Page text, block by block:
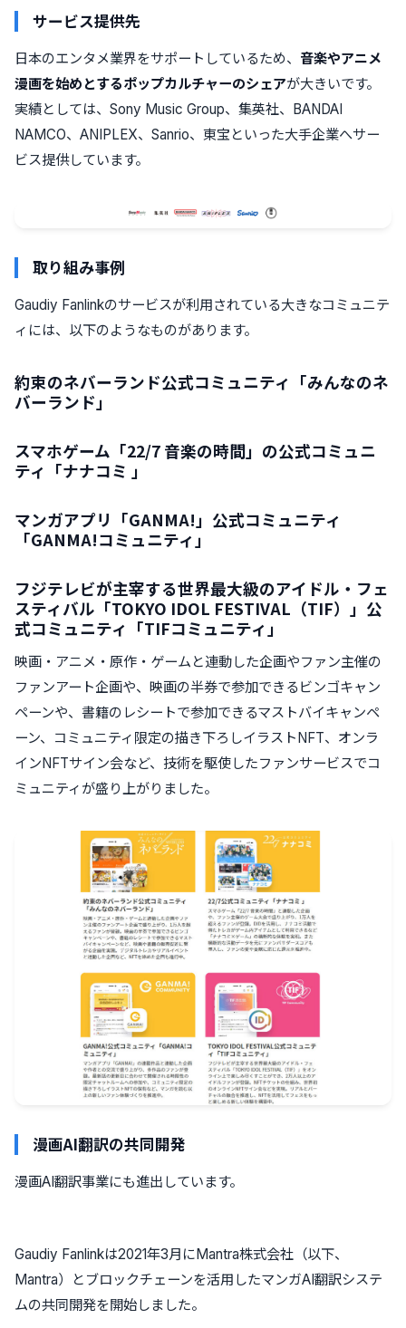
サービス提供先
日本のエンタメ業界をサポートしているため、 音楽やアニメ
漫画を始めとするポップカルチャーのシェアが大きいです。
実績としては、Sony Music Group、集英社、BANDAI
NAMCO、ANIPLEX、Sanrio、東宝といった大手企業へサー
ビス提供しています。
取り組み事例
Gaudiy Fanlinkのサービスが利用されている大きなコミュニテ
ィには、以下のようなものがあります。
約束のネバーランド公式コミュニティ「みんなのネ
バーランド」
スマホゲーム「22/7 音楽の時間」の公式コミュニ
ティ「ナナコミ 」
マンガアプリ「GANMA!」公式コミュニティ
「GANMA!コミュニティ」
フジテレビが主宰する世界最大級のアイドル・フェ
スティバル「TOKYO IDOL FESTIVAL（TIF）」公
式コミュニティ「TIFコミュニティ」
映画・アニメ・原作・ゲームと連動した企画やファン主催の
ファンアート企画や、映画の半券で参加できるビンゴキャン
ペーンや、書籍のレシートで参加できるマストバイキャンペ
ーン、コミュニティ限定の描き下ろしイラストNFT、オンラ
インNFTサイン会など、技術を駆使したファンサービスでコ
ミュニティが盛り上がりました。
漫画AI翻訳の共同開発
漫画AI翻訳事業にも進出しています。
Gaudiy Fanlinkは2021年3月にMantra株式会社（以下、
Mantra）とブロックチェーンを活用したマンガAI翻訳システ
ムの共同開発を開始しました。